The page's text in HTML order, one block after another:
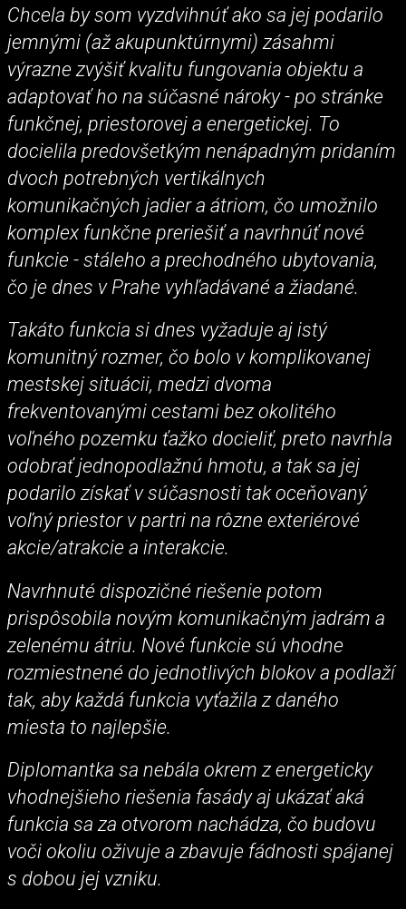
Chcela by som vyzdvihnúť ako sa jej podarilo
jemnými (až akupunktúrnymi) zásahmi
výrazne zvýšiť kvalitu fungovania objektu a
adaptovať ho na súčasné nároky - po stránke
funkčnej, priestorovej a energetickej. To
docielila predovšetkým nenápadným pridaním
dvoch potrebných vertikálnych
komunikačných jadier a átriom, čo umožnilo
komplex funkčne preriešiť a navrhnúť nové
funkcie - stáleho a prechodného ubytovania,
čo je dnes v Prahe vyhľadávané a žiadané.
Takáto funkcia si dnes vyžaduje aj istý
komunitný rozmer, čo bolo v komplikovanej
mestskej situácii, medzi dvoma
frekventovanými cestami bez okolitého
voľného pozemku ťažko docieliť, preto navrhla
odobrať jednopodlažnú hmotu, a tak sa jej
podarilo získať v súčasnosti tak oceňovaný
voľný priestor v partri na rôzne exteriérové
akcie/atrakcie a interakcie.
Navrhnuté dispozičné riešenie potom
prispôsobila novým komunikačným jadrám a
zelenému átriu. Nové funkcie sú vhodne
rozmiestnené do jednotlivých blokov a podlaží
tak, aby každá funkcia vyťažila z daného
miesta to najlepšie.
Diplomantka sa nebála okrem z energeticky
vhodnejšieho riešenia fasády aj ukázať aká
funkcia sa za otvorom nachádza, čo budovu
voči okoliu oživuje a zbavuje fádnosti spájanej
s dobou jej vzniku.